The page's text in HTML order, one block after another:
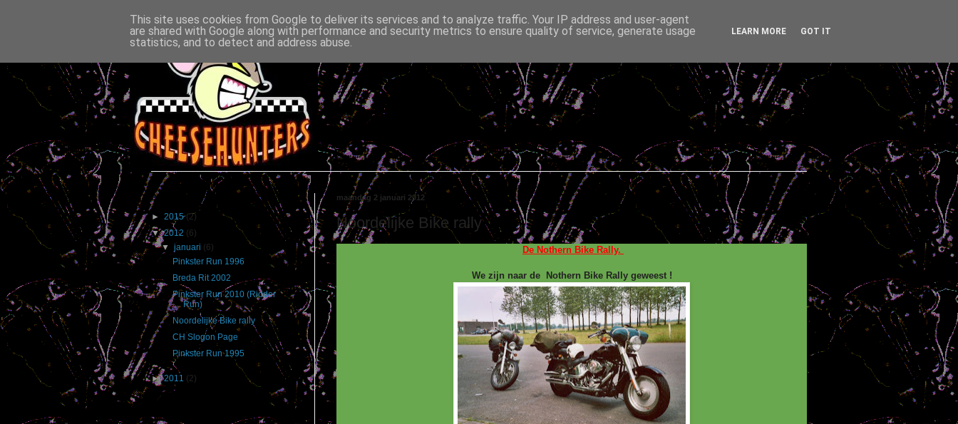
maandag 2 januari 2012
Noordelijke Bike rally
De Nothern Bike Rally.
We zijn naar de Nothern Bike Rally geweest !
Blogarchief
► 2015(2)
▼2012 (6)
▼januari (6)
Pinkster Run 1996
Breda Rit 2002
Pinkster Run 2010 (Ridder
Run)
Noordelijke Bike rally
CH Slogon Page
Pinkster Run 1995
►2011 (2)
This site uses cookies from Google to deliver its services and to analyze traffic. Your IP address and user-agent
are shared with Google along with performance and security metrics to ensure quality of service, generate usage
statistics, and to detect and address abuse.
LEARN MORE GOT IT